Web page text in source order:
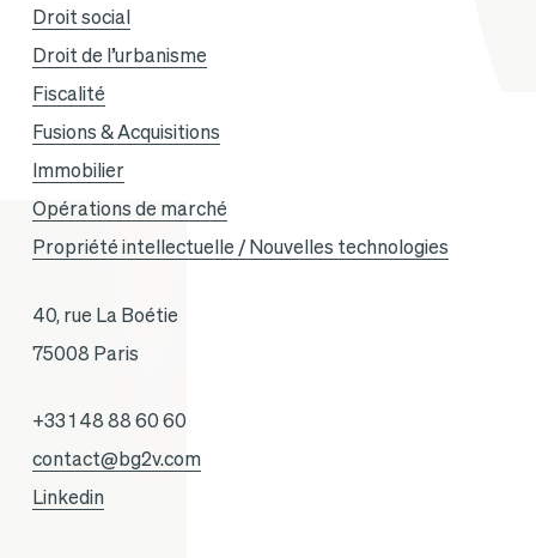
Droit social
Droit de l’urbanisme
Fiscalité
Fusions & Acquisitions
Immobilier
Opérations de marché
Propriété intellectuelle / Nouvelles technologies
40, rue La Boétie
75008 Paris
+33 1 48 88 60 60
contact@bg2v.com
Linkedin